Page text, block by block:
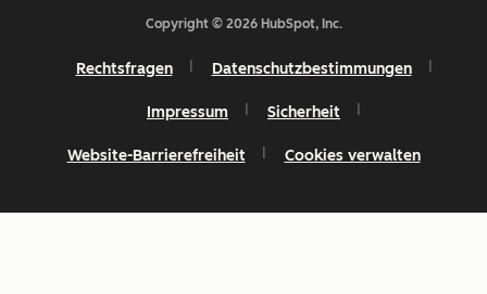
Copyright © 2026 HubSpot, Inc.
Rechtsfragen Datenschutzbestimmungen
Impressum Sicherheit
Website-Barrierefreiheit Cookies verwalten